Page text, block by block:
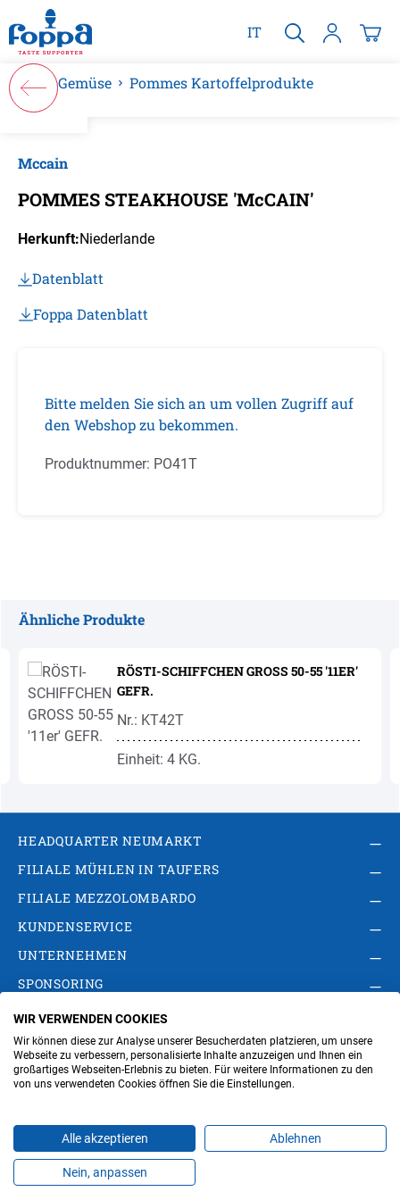
springen
IT
Produkte Favoriten Themen
Gemüse Pommes Kartoffelprodukte
Mccain
POMMES STEAKHOUSE 'McCAIN'
Herkunft:Niederlande
Datenblatt
Foppa Datenblatt
Bitte melden Sie sich an um vollen Zugriff auf
den Webshop zu bekommen.
Produktnummer: PO41T
Ähnliche Produkte
RÖSTI-SCHIFFCHEN GROSS 50-55 '11ER'
GEFR.
Nr.: KT42T
Einheit: 4 KG.
HEADQUARTER NEUMARKT
FILIALE MÜHLEN IN TAUFERS
FILIALE MEZZOLOMBARDO
KUNDENSERVICE
UNTERNEHMEN
SPONSORING
AGB Privacy Policy
Impressum
Cookie-Einstellungen ändern
Verwaltung
WIR VERWENDEN COOKIES
Wir können diese zur Analyse unserer Besucherdaten platzieren, um unsere
Webseite zu verbessern, personalisierte Inhalte anzuzeigen und Ihnen ein
großartiges Webseiten-Erlebnis zu bieten. Für weitere Informationen zu den
von uns verwendeten Cookies öffnen Sie die Einstellungen.
Alle akzeptieren Ablehnen
Nein, anpassen